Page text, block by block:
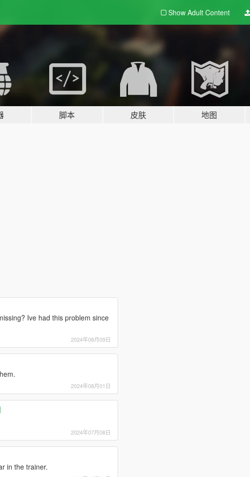
Show Adult Content
脚本 皮肤 地图
Ive had this problem since
2024年08月09日
2024年08月01日
2024年07月08日
in the trainer.